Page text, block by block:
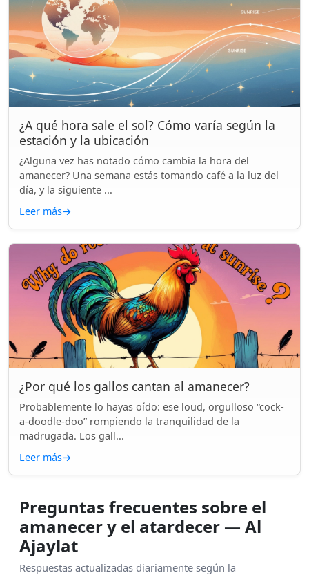
¿A qué hora sale el sol? Cómo varía según la
estación y la ubicación
¿Alguna vez has notado cómo cambia la hora del
amanecer? Una semana estás tomando café a la luz del
día, y la siguiente ...
Leer más→
¿Por qué los gallos cantan al amanecer?
Probablemente lo hayas oído: ese loud, orgulloso “cock-
a-doodle-doo” rompiendo la tranquilidad de la
madrugada. Los gall...
Leer más→
Preguntas frecuentes sobre el
amanecer y el atardecer — Al
Ajaylat
Respuestas actualizadas diariamente según la